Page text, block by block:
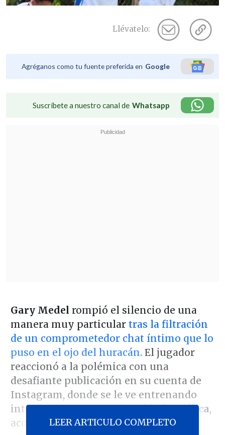
Llévatelo:
Agréganos como tu fuente preferida en Google
Suscríbete a nuestro canal de Whatsapp
Gary Medel rompió el silencio de una
manera muy particular tras la filtración
de un comprometedor chat íntimo que lo
puso en el ojo del huracán. El jugador
reaccionó a la polémica con una
desafiante publicación en su cuenta de
Instagram, donde se le ve entrenando
intensamente conUniversidad Católica,
acompañada de un breve, pero directo
LEER ARTICULO COMPLETO